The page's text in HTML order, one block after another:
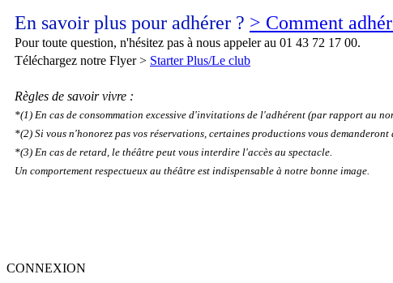
En savoir plus pour adhérer ? > Comment
Pour toute question, n'hésitez pas à nous appeler au 01 43 72 17 00.
Téléchargez notre Flyer > Starter Plus/Le club
Règles de savoir vivre :
*(1) En cas de consommation excessive d'invitations de l'adhérent (par rapport au
*(2) Si vous n'honorez pas vos réservations, certaines productions vous demanderont
*(3) En cas de retard, le théâtre peut vous interdire l'accès au spectacle.
Un comportement respectueux au théâtre est indispensable à notre bonne image.
CONNEXION